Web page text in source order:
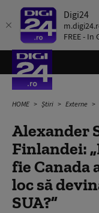
Digi24
FREE - In
HOME Știri Externe
Alexander
Finlandei:
fie Canada
loc să
SUA?”